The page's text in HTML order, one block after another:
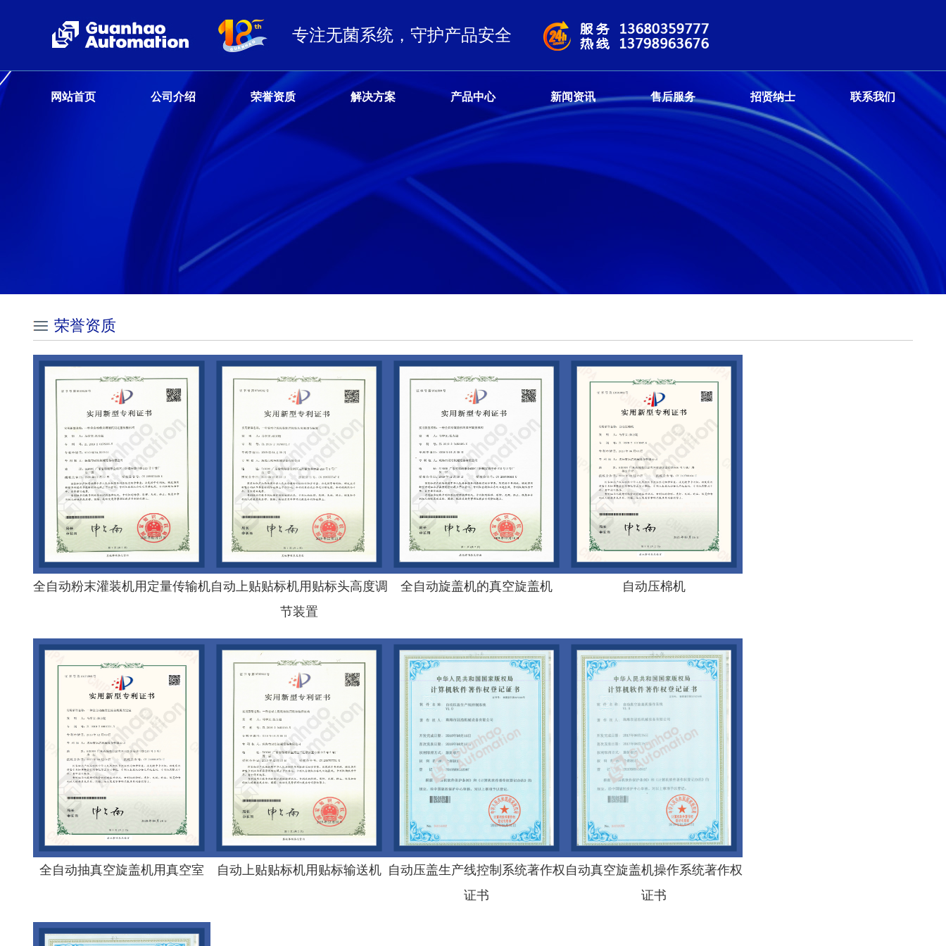
专注无菌系统，守护产品安全
网站首页 公司介绍 荣誉资质 解决方案 产品中心 新闻资讯 售后服务 招贤纳士 联系我们
荣誉资质
全自动粉末灌装机用定量传输机自动上贴贴标机用贴标头高度调
节装置
全自动旋盖机的真空旋盖机 自动压棉机
全自动抽真空旋盖机用真空室 自动上贴贴标机用贴标输送机 自动压盖生产线控制系统著作权
证书
自动真空旋盖机操作系统著作权
证书